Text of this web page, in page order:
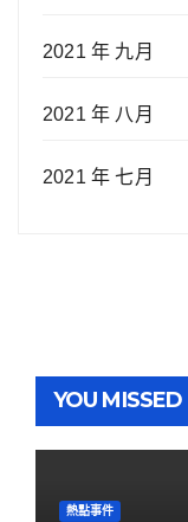
2021 年 九月
2021 年 八月
2021 年 七月
YOU MISSED
熱點事件